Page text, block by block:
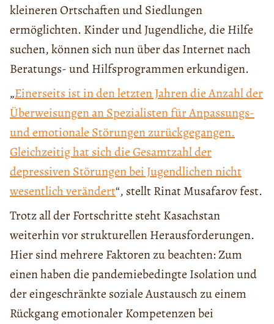
kleineren Ortschaften und Siedlungen
ermöglichten. Kinder und Jugendliche, die Hilfe
suchen, können sich nun über das Internet nach
Beratungs- und Hilfsprogrammen erkundigen.
„Einerseits ist in den letzten Jahren die Anzahl der
Überweisungen an Spezialisten für Anpassungs-
und emotionale Störungen zurückgegangen.
Gleichzeitig hat sich die Gesamtzahl der
depressiven Störungen bei Jugendlichen nicht
wesentlich verändert“, stellt Rinat Musafarov fest.
Trotz all der Fortschritte steht Kasachstan
weiterhin vor strukturellen Herausforderungen.
Hier sind mehrere Faktoren zu beachten: Zum
einen haben die pandemiebedingte Isolation und
der eingeschränkte soziale Austausch zu einem
Rückgang emotionaler Kompetenzen bei